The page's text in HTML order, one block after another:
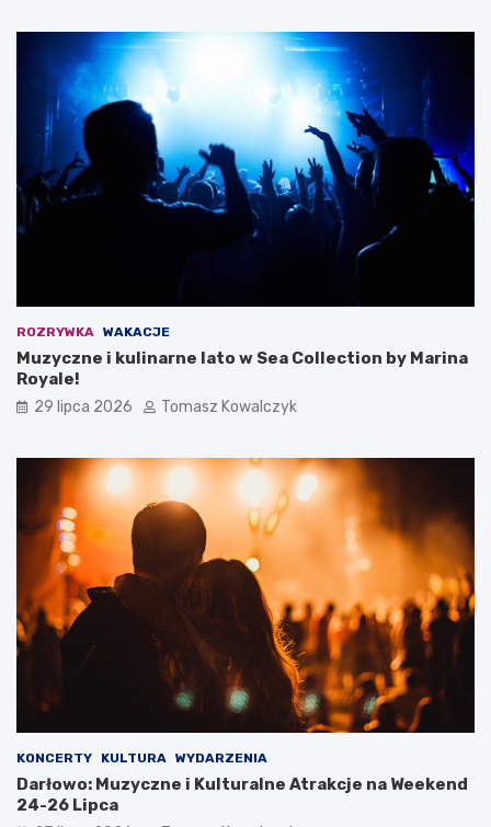
ROZRYWKA WAKACJE
Muzyczne i kulinarne lato w Sea Collection by Marina
Royale!
29 lipca 2026 Tomasz Kowalczyk
KONCERTY KULTURA WYDARZENIA
Darłowo: Muzyczne i Kulturalne Atrakcje na Weekend
24-26 Lipca